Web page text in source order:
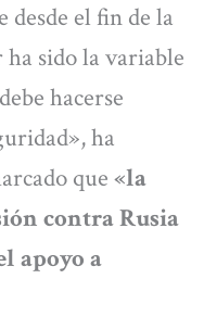
desde el fin de la
sido la variable
hacerse
ha
que «la
contra Rusia
apoyo a